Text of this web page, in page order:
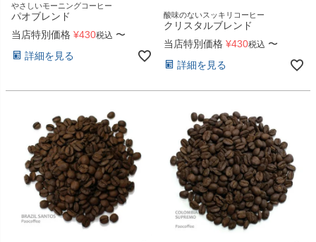
やさしいモーニングコーヒー
パオブレンド
当店特別価格 ¥430税込 〜
詳細を見る
酸味のないスッキリコーヒー
クリスタルブレンド
当店特別価格 ¥430税込 〜
詳細を見る